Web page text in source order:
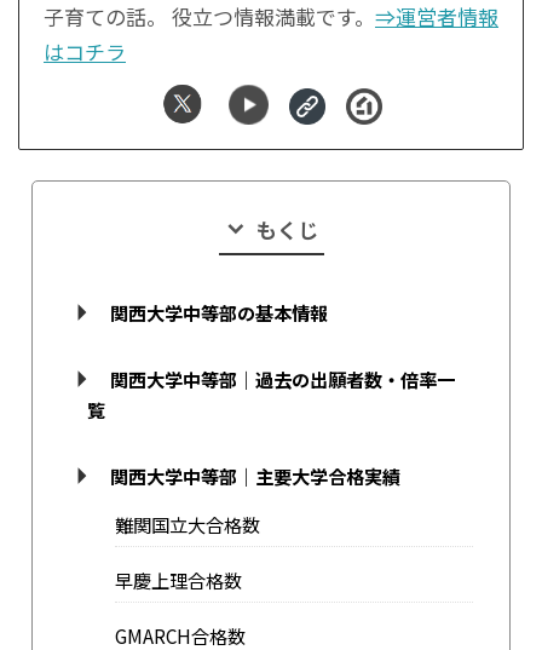
子育ての話。 役立つ情報満載です。 ⇒運営者情報
はコチラ
もくじ
関西大学中等部の基本情報
関西大学中等部｜過去の出願者数・倍率一
覧
関西大学中等部｜主要大学合格実績
難関国立大合格数
早慶上理合格数
GMARCH合格数